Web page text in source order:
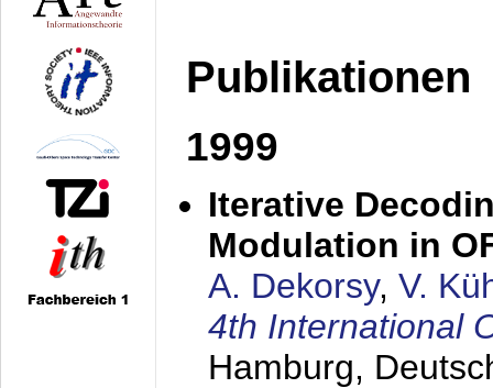
Publikationen
1999
Iterative
Modulation in
A. Dekorsy, V.
4th International
Hamburg,